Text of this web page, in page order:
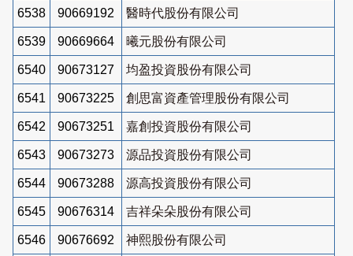
6538 90669192 醫時代股份有限公司
6539 90669664 曦元股份有限公司
6540 90673127 均盈投資股份有限公司
6541 90673225 創思富資產管理股份有限公司
6542 90673251 嘉創投資股份有限公司
6543 90673273 源品投資股份有限公司
6544 90673288 源高投資股份有限公司
6545 90676314 吉祥朵朵股份有限公司
6546 90676692 神熙股份有限公司